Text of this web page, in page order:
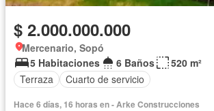
$ 2.000.000.000
Mercenario, Sopó
5 Habitaciones
6 Baños
520 m²
Terraza
Cuarto de servicio
Hace 6 días, 16 horas en - Arke Construcciones